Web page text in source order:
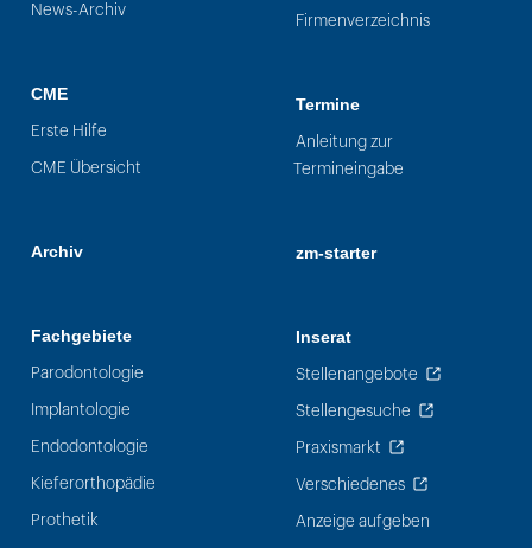
News-Archiv
CME
Erste Hilfe
CME Übersicht
Archiv
Fachgebiete
Parodontologie
Implantologie
Endodontologie
Kieferorthopädie
Prothetik
Firmenverzeichnis
Termine
Anleitung zur
Termineingabe
zm-starter
Inserat
Stellenangebote
Stellengesuche
Praxismarkt
Verschiedenes
Anzeige aufgeben